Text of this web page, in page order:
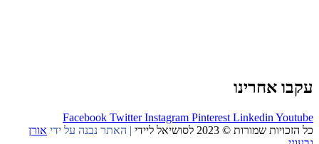
עקבו אחרינו
Facebook Twitter Instagram Pinterest Linkedin Youtube
כל הזכויות שמורות © 2023 לסושיאל ליידי
| האתר נבנה על ידי אורן